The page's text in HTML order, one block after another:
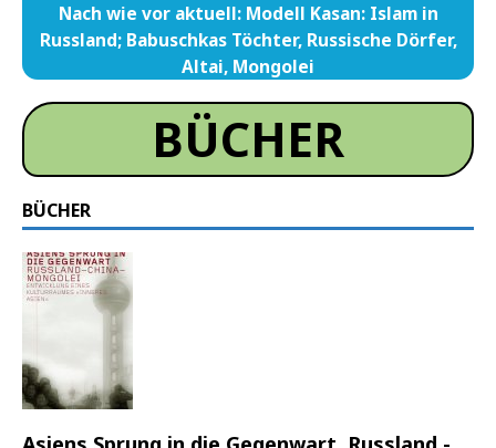
Nach wie vor aktuell: Modell Kasan: Islam in
Russland; Babuschkas Töchter, Russische Dörfer,
Altai, Mongolei
BÜCHER
BÜCHER